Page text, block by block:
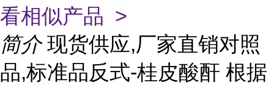
看相似产品 >
简介 现货供应,厂家直销对照
品,标准品反式-桂皮酸酐 根据